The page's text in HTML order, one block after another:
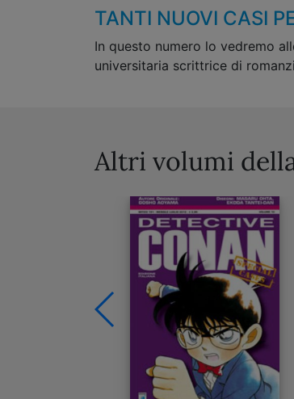
TANTI NUOVI CASI
In questo numero lo vedremo
universitaria scrittrice di
Altri volumi